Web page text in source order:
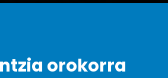
orokorra